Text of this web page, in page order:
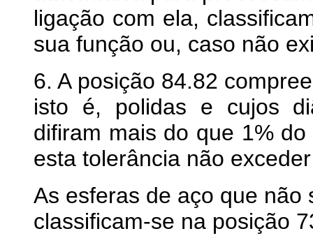
ligação com ela,
sua função ou, caso não
6. A posição 84.82
isto é, polidas e cujos
difiram mais do que 1%
esta tolerância não
As esferas de aço que não
classificam-se na posição